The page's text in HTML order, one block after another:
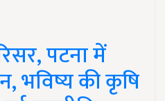
पटना में
भविष्य की कृषि